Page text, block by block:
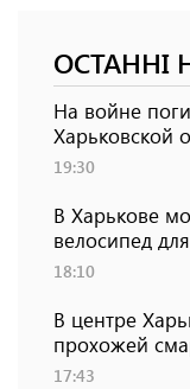
ОСТАННІ
На войне
Харьковской
19:30
В Харькове
велосипед
18:10
В центре
прохожей
17:43